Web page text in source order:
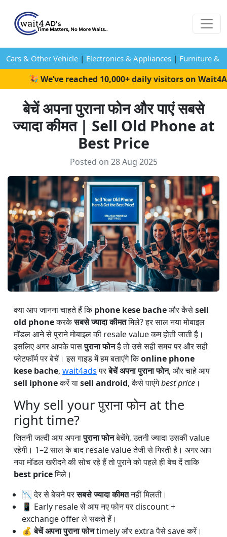
Cars & Other Vehicle | Electronics & Appliances | Furniture &
🎉 We’ve reached 10,000+ daily visitors on
बेचें अपना पुराना फोन और पाएं सबसे
ज्यादा कीमत | Sell Old Phone at
Best Price
Posted on 28 Aug 2025
क्या आप जानना चाहते हैं किphone kese bacheऔर कैसेsell
old phoneकरकेसबसे ज्यादा कीमतमिले? हर साल नया मोबाइल
मॉडल आने से पुराने मोबाइल की resale value कम होती जाती है।
इसलिए अगर आपके पासपुराना फोनहै तो उसे सही समय पर और सही
प्लेटफॉर्म पर बेचें। इस गाइड में हम बताएंगे किonline phone
kese bache, wait4adsपरबेचें अपना पुराना फोन, और चाहे आप
sell iphoneकरें याsell android, कैसे पाएंगेbest price ।
Why sell your पुराना फोन at the
right time?
जितनी जल्दी आप अपनापुराना फोनबेचेंगे, उतनी ज्यादा उसकी value
रहेगी। 1–2 साल के बाद resale value तेजी से गिरती है। अगर आप
नया मॉडल खरीदने की सोच रहे हैं तो पुराने को पहले ही बेच दें ताकि
best priceमिले।
📉 देर से बेचने परसबसे ज्यादा कीमतनहीं मिलती।
📱 Early resale से आप नए फोन पर discount +
exchange offer ले सकते हैं।
💰बेचें अपना पुराना फोनtimely और extra पैसे save करें।